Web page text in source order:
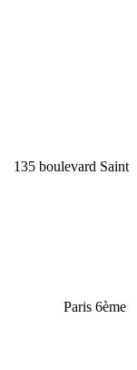
135 boulevard Saint
Paris 6ème